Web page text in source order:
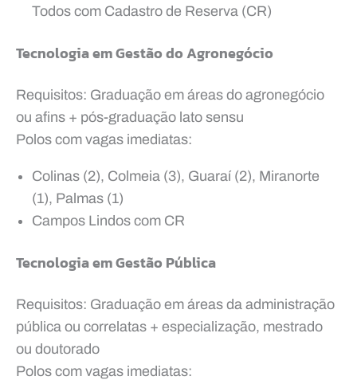
Todos com Cadastro de Reserva (CR)
Tecnologia em Gestão do Agronegócio
Requisitos: Graduação em áreas do agronegócio
ou afins + pós-graduação lato sensu
Polos com vagas imediatas:
Colinas (2), Colmeia (3), Guaraí (2), Miranorte
(1), Palmas (1)
Campos Lindos com CR
Tecnologia em Gestão Pública
Requisitos: Graduação em áreas da administração
pública ou correlatas + especialização, mestrado
ou doutorado
Polos com vagas imediatas: